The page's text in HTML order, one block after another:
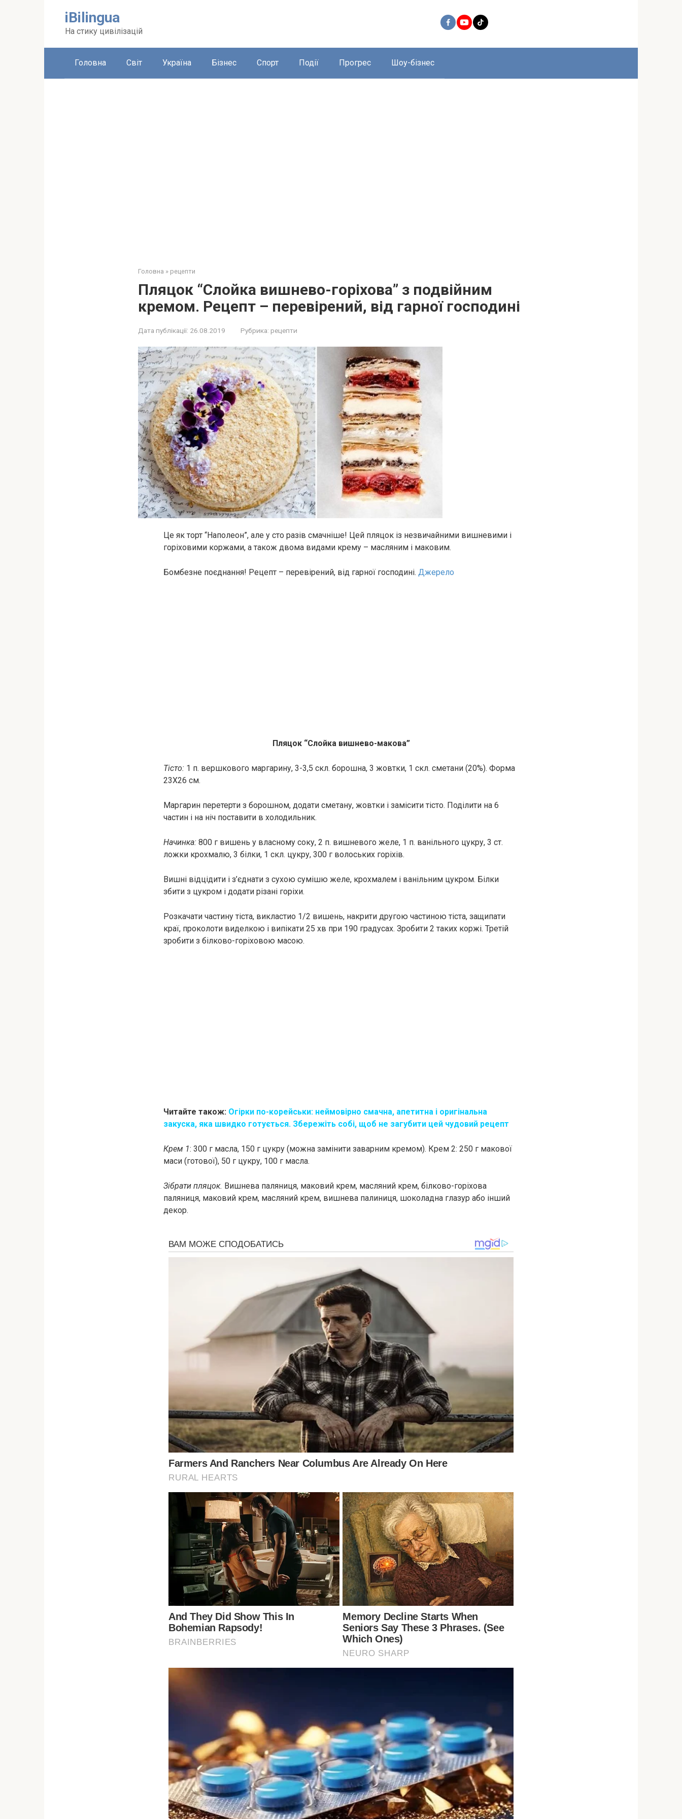
iBilingua
На стику цивілізацій
Головна Світ Україна Бізнес Спорт Події Прогрес Шоу-бізнес
Головна » рецепти
Пляцок “Слойка вишнево-горіхова” з подвійним
кремом. Рецепт – перевірений, від гарної господині
Дата публікації: 26.08.2019 Рубрика: рецепти
Це як торт “Наполеон”, але у сто разів смачніше! Цей пляцок із незвичайними вишневими і
горіховими коржами, а також двома видами крему – масляним і маковим.
Бомбезне поєднання! Рецепт – перевірений, від гарної господині. Джерело
Пляцок “Слойка вишнево-макова”
Тісто: 1 п. вершкового маргарину, 3-3,5 скл. борошна, 3 жовтки, 1 скл. сметани (20%). Форма
23Х26 см.
Маргарин перетерти з борошном, додати сметану, жовтки і замісити тісто. Поділити на 6
частин і на ніч поставити в холодильник.
Начинка: 800 г вишень у власному соку, 2 п. вишневого желе, 1 п. ванільного цукру, 3 ст.
ложки крохмалю, 3 білки, 1 скл. цукру, 300 г волоських горіхів.
Вишні відцідити і з’єднати з сухою сумішю желе, крохмалем і ванільним цукром. Білки
збити з цукром і додати різані горіхи.
Розкачати частину тіста, викластио 1/2 вишень, накрити другою частиною тіста, защипати
краї, проколоти виделкою і випікати 25 хв при 190 градусах. Зробити 2 таких коржі. Третій
зробити з білково-горіховою масою.
Читайте також: Oгipки по-корейськи: нeймовipно cмaчна, aпeтитна і opигінальна
зaкуска, яка швидко готується. Збepeжіть собі, щоб не загубити цей чудовий рецепт
Крем 1: 300 г масла, 150 г цукру (можна замінити заварним кремом). Крем 2: 250 г макової
маси (готової), 50 г цукру, 100 г масла.
Зібрати пляцок. Вишнева паляниця, маковий крем, масляний крем, білково-горіхова
паляниця, маковий крем, масляний крем, вишнева палиниця, шоколадна глазур або інший
декор.